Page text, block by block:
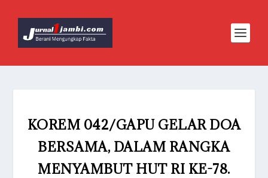
KOREM 042/GAPU GELAR DOA
BERSAMA, DALAM RANGKA
MENYAMBUT HUT RI KE-78.